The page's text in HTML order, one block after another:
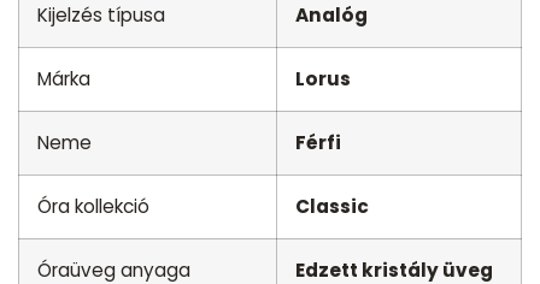
Kijelzés típusa Analóg
Márka Lorus
Neme Férfi
Óra kollekció Classic
Óraüveg anyaga Edzett kristály üveg